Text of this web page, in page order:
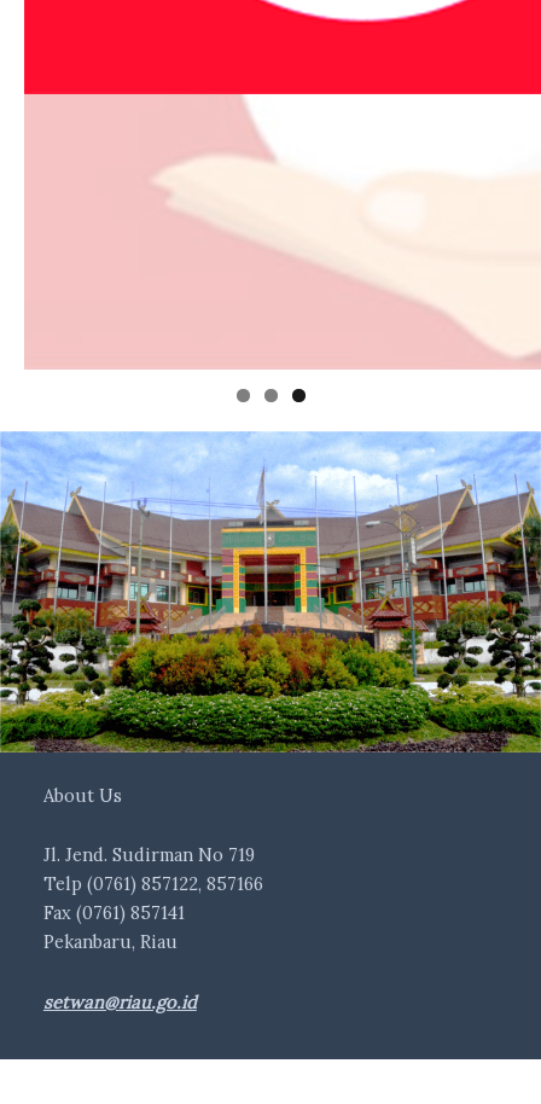
About Us
Jl. Jend. Sudirman No 719
Telp (0761) 857122, 857166
Fax (0761) 857141
Pekanbaru, Riau
setwan@riau.go.id